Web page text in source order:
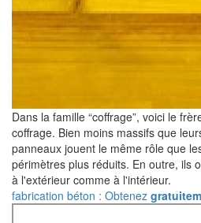
Dans la famille “coffrage”, voici le
coffrage. Bien moins massifs que
panneaux jouent le même rôle que
périmètres plus réduits. En outre, ils
à l'extérieur comme à l'intérieur.
fabrication béton : Obtenez